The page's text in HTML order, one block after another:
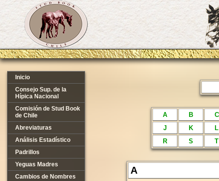
Inicio
Consejo Sup. de la
Hípica Nacional
Comisión de Stud Book
de Chile
Abreviaturas
Análisis Estadístico
Padrillos
Yeguas Madres
Cambios de Nombres
A B
C
J
K
L
R
S T
A